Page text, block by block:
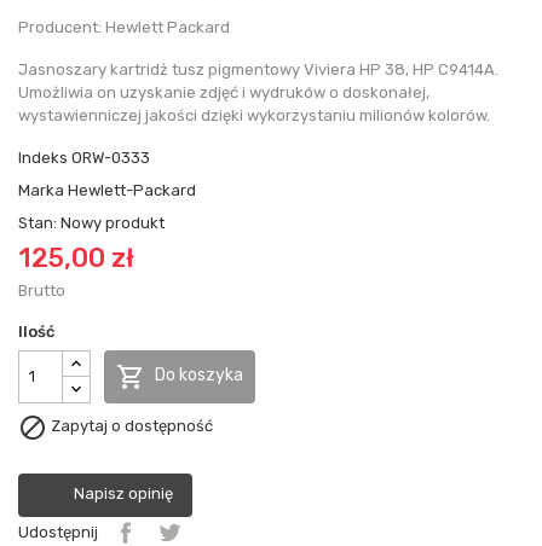
Producent: Hewlett Packard
Jasnoszary kartridż tusz pigmentowy Viviera HP 38, HP C9414A.
Umożliwia on uzyskanie zdjęć i wydruków o doskonałej,
wystawienniczej jakości dzięki wykorzystaniu milionów kolorów.
Indeks ORW-0333
Marka Hewlett-Packard
Stan: Nowy produkt
125,00 zł
Brutto
Ilość
 Do koszyka
 Zapytaj o dostępność
Napisz opinię
Udostępnij